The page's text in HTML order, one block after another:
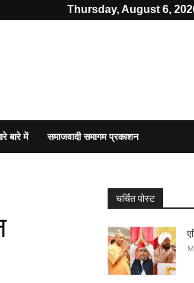
Thursday, August 6,
बारे में समाजवादी समागम प्रकाशन
चर्चित पोस्ट